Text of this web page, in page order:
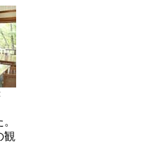
観